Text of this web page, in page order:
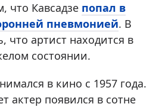
что Кавсадзе попал в
пневмонией. В
что артист находится в
состоянии.
в кино с 1957 года.
актер появился в сотне